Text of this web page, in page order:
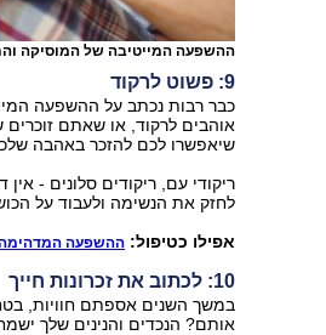
ההשפעה המייטיבה של המוסיקה
9: פשוט לרקוד
כבר רבות נכתב על ההשפעה
אוהבים לרקוד, או שאתם זוכרים
שיאפשרו לכם להזכר באהבה
ריקודי עם, ריקודים סלונים -
לחזק את הנשימה ולעבוד על
אפילו כטיפול: ההשפעה המדהימה
10: לכתוב את זכרונות חייך
במשך השנים אספתם חוויות,
אותם? הנכדים והנינים שלך